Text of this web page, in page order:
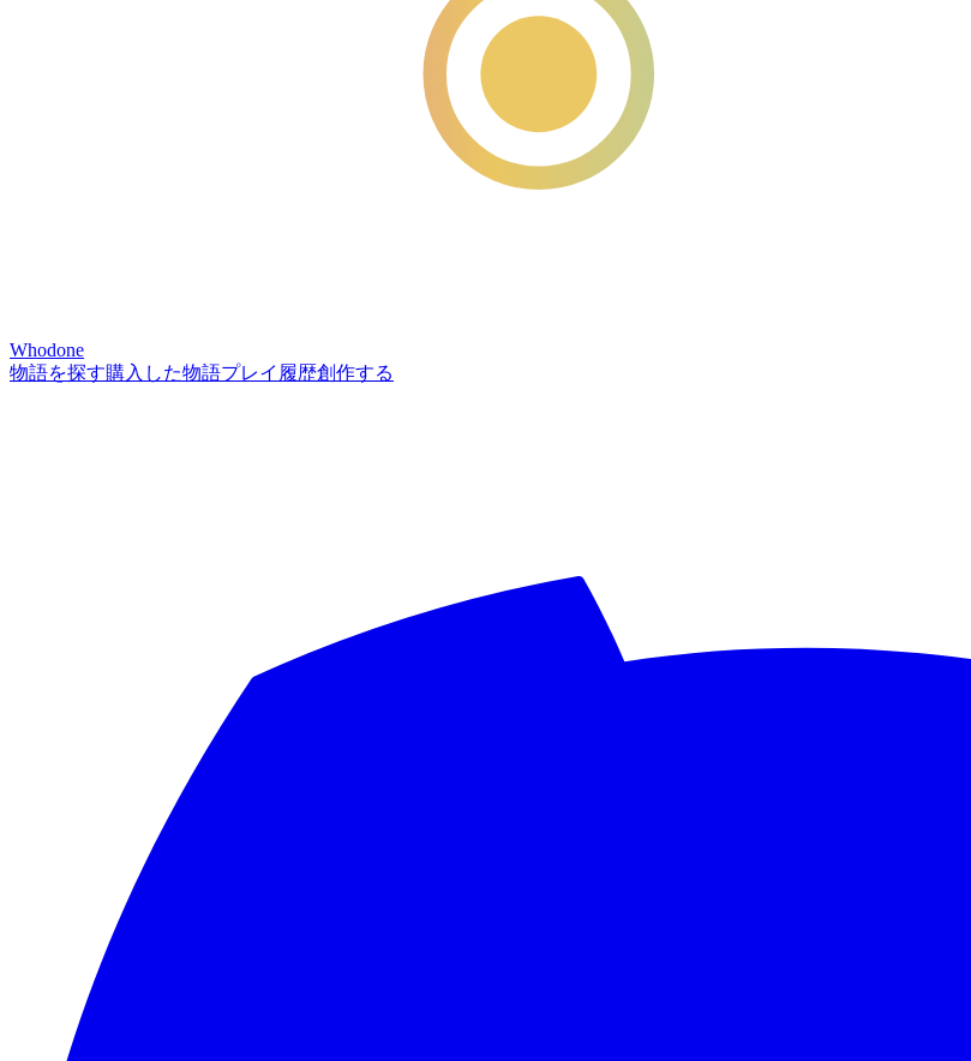
Whodone
物語を探す購入した物語プレイ履歴創作する